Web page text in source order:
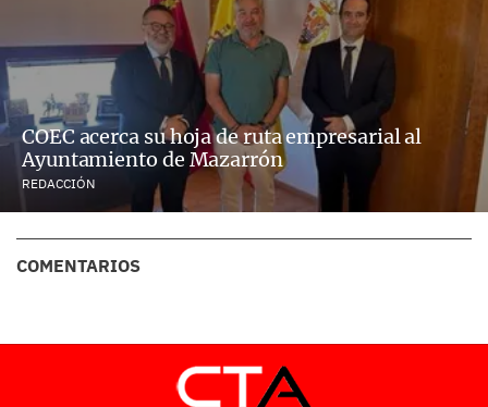
COEC acerca su hoja de ruta empresarial al
Ayuntamiento de Mazarrón
REDACCIÓN
COMENTARIOS